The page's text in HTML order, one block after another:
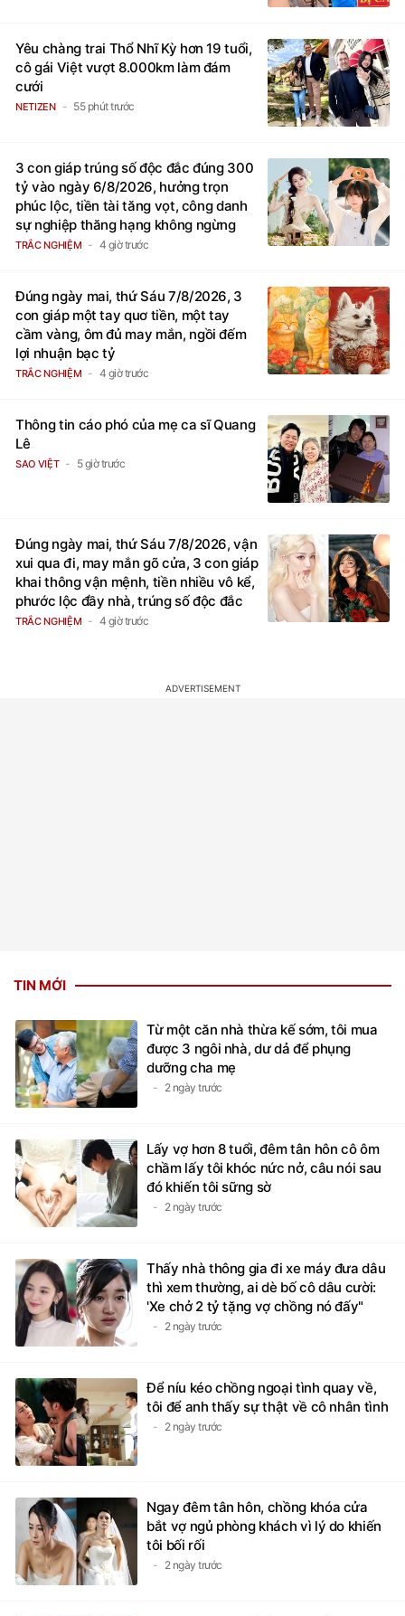
Yêu chàng trai Thổ Nhĩ Kỳ hơn 19 tuổi,
cô gái Việt vượt 8.000km làm đám
cưới
NETIZEN 55 phút trước
3 con giáp trúng số độc đắc đúng 300
tỷ vào ngày 6/8/2026, hưởng trọn
phúc lộc, tiền tài tăng vọt, công danh
sự nghiệp thăng hạng không ngừng
TRẮC NGHIỆM 4 giờ trước
Đúng ngày mai, thứ Sáu 7/8/2026, 3
con giáp một tay quơ tiền, một tay
cầm vàng, ôm đủ may mắn, ngồi đếm
lợi nhuận bạc tỷ
TRẮC NGHIỆM 4 giờ trước
Thông tin cáo phó của mẹ ca sĩ Quang
Lê
SAO VIỆT 5 giờ trước
Đúng ngày mai, thứ Sáu 7/8/2026, vận
xui qua đi, may mắn gõ cửa, 3 con giáp
khai thông vận mệnh, tiền nhiều vô kể,
phước lộc đầy nhà, trúng số độc đắc
TRẮC NGHIỆM 4 giờ trước
TIN MỚI
Từ một căn nhà thừa kế sớm, tôi mua
được 3 ngôi nhà, dư dả để phụng
dưỡng cha mẹ
2 ngày trước
Lấy vợ hơn 8 tuổi, đêm tân hôn cô ôm
chầm lấy tôi khóc nức nở, câu nói sau
đó khiến tôi sững sờ
2 ngày trước
Thấy nhà thông gia đi xe máy đưa dâu
thì xem thường, ai dè bố cô dâu cười:
'Xe chở 2 tỷ tặng vợ chồng nó đấy"
2 ngày trước
Để níu kéo chồng ngoại tình quay về,
tôi để anh thấy sự thật về cô nhân tình
2 ngày trước
Ngay đêm tân hôn, chồng khóa cửa
bắt vợ ngủ phòng khách vì lý do khiến
tôi bối rối
2 ngày trước